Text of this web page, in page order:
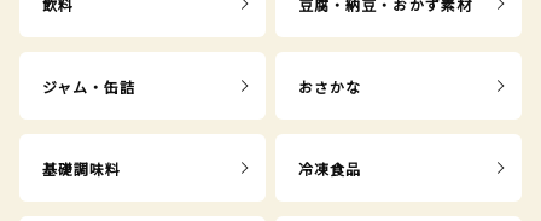
ジャム・缶詰 おさかな
基礎調味料 冷凍食品